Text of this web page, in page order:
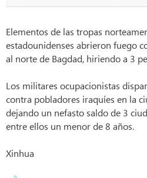
Elementos de las tropas
estadounidenses abrieron fuego
al norte de Bagdad, hiriendo a 3
Los militares ocupacionistas
contra pobladores iraquíes en la
dejando un nefasto saldo de 3
entre ellos un menor de 8 años.
Xinhua